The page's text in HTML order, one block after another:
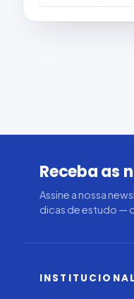
Receba as
Assine a nossa
dicas de estudo —
INSTITUCIONAL